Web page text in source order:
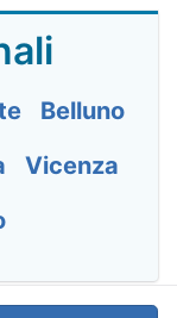
Belluno
Vicenza